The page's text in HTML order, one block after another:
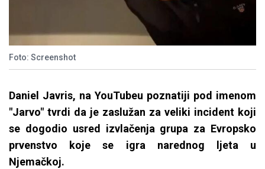
Foto: Screenshot
Daniel Javris, na YouTubeu poznatiji pod imenom
"Jarvo" tvrdi da je zaslužan za veliki incident koji
se dogodio usred izvlačenja grupa za Evropsko
prvenstvo koje se igra narednog ljeta u
Njemačkoj.